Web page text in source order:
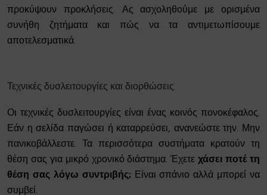
προκύψουν προκλήσεις. Ας ασχοληθούμε με ορισμένα
συνήθη ζητήματα και πώς να τα αντιμετωπίσουμε
αποτελεσματικά.
Τεχνικές δυσλειτουργίες και διορθώσεις
Οι τεχνικές δυσλειτουργίες είναι ένας κοινός πονοκέφαλος.
Εάν η σελίδα παγώσει ή καταρρεύσει, ανανεώστε την. Μην
πανικοβάλλεστε. Τα περισσότερα συστήματα κρατούν τη
θέση σας για μικρό χρονικό διάστημα. Έχετεχάσει ποτέ τη
θέση σας λόγω συντριβής; Είναι σπάνιο αλλά μπορεί να
συμβεί.